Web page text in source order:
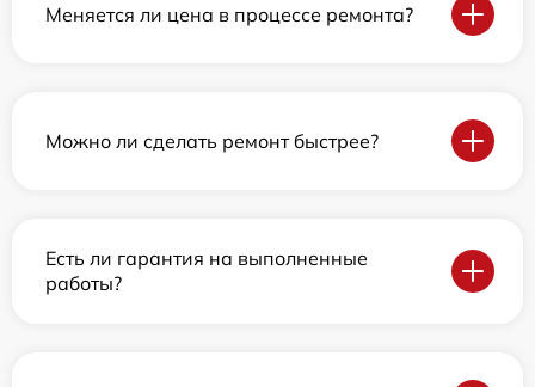
Меняется ли цена в процессе ремонта?
Можно ли сделать ремонт быстрее?
Есть ли гарантия на выполненные
работы?